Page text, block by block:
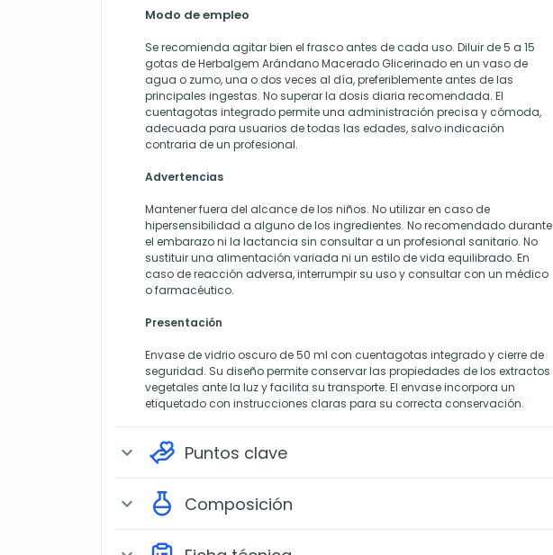
Modo de empleo
Se recomienda agitar bien el frasco antes de cada uso. Diluir de 5 a 15
gotas de Herbalgem Arándano Macerado Glicerinado en un vaso de
agua o zumo, una o dos veces al día, preferiblemente antes de las
principales ingestas. No superar la dosis diaria recomendada. El
cuentagotas integrado permite una administración precisa y cómoda,
adecuada para usuarios de todas las edades, salvo indicación
contraria de un profesional.
Advertencias
Mantener fuera del alcance de los niños. No utilizar en caso de
hipersensibilidad a alguno de los ingredientes. No recomendado durante
el embarazo ni la lactancia sin consultar a un profesional sanitario. No
sustituir una alimentación variada ni un estilo de vida equilibrado. En
caso de reacción adversa, interrumpir su uso y consultar con un médico
o farmacéutico.
Presentación
Envase de vidrio oscuro de 50 ml con cuentagotas integrado y cierre de
seguridad. Su diseño permite conservar las propiedades de los extractos
vegetales ante la luz y facilita su transporte. El envase incorpora un
etiquetado con instrucciones claras para su correcta conservación.
expand_more Puntos clave
expand_more Composición